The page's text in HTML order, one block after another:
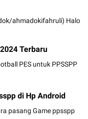
ahmadokifahruli) Halo
Terbaru
PES untuk PPSSPP
di Hp Android
pasang Game ppsspp